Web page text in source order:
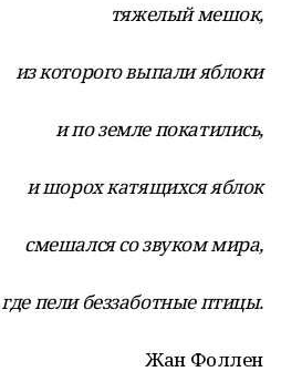
тяжелый мешок,
из которого выпали яблоки
и по земле покатились,
и шорох катящихся яблок
смешался со звуком мира,
где пели беззаботные птицы.
Жан Фоллен